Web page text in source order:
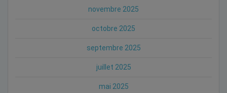
novembre 2025
octobre 2025
septembre 2025
juillet 2025
mai 2025